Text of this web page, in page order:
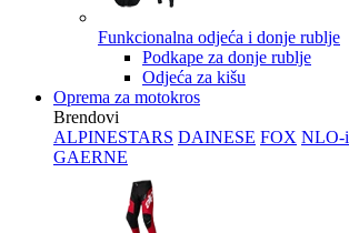
Funkcionalna odjeća i donje rublje
Podkape za donje rublje
Odjeća za kišu
Oprema za motokros
Brendovi
ALPINESTARS DAINESE FOX NLO-i
GAERNE